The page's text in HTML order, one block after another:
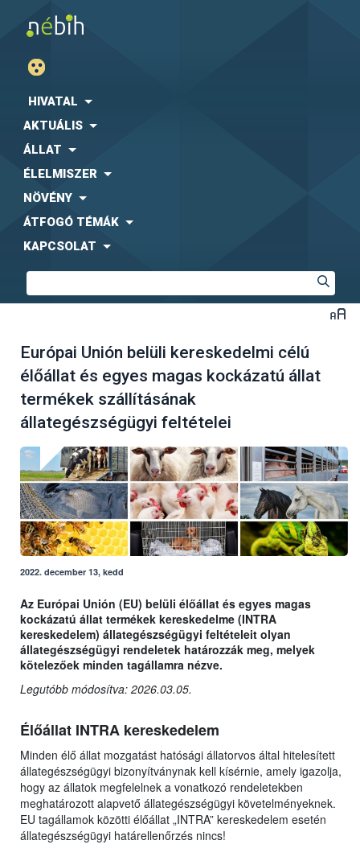
HIVATAL
AKTUÁLIS
ÁLLAT
ÉLELMISZER
NÖVÉNY
ÁTFOGÓ TÉMÁK
KAPCSOLAT
Európai Unión belüli kereskedelmi célú
élőállat és egyes magas kockázatú állat
termékek szállításának
állategészségügyi feltételei
2022. december 13, kedd
Az Európai Unión (EU) belüli élőállat és egyes magas
kockázatú állat termékek kereskedelme (INTRA
kereskedelem) állategészségügyi feltételeit olyan
állategészségügyi rendeletek határozzák meg, melyek
kötelezőek minden tagállamra nézve.
Legutóbb módosítva: 2026.03.05.
Élőállat INTRA kereskedelem
Minden élő állat mozgatást hatósági állatorvos által hitelesített
állategészségügyi bizonyítványnak kell kísérnie, amely igazolja,
hogy az állatok megfelelnek a vonatkozó rendeletekben
meghatározott alapvető állategészségügyi követelményeknek.
EU tagállamok közötti élőállat „INTRA” kereskedelem esetén
állategészségügyi határellenőrzés nincs!